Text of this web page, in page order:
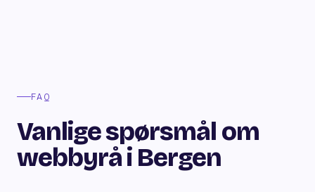
FAQ
Vanlige spørsmål om
webbyrå i Bergen